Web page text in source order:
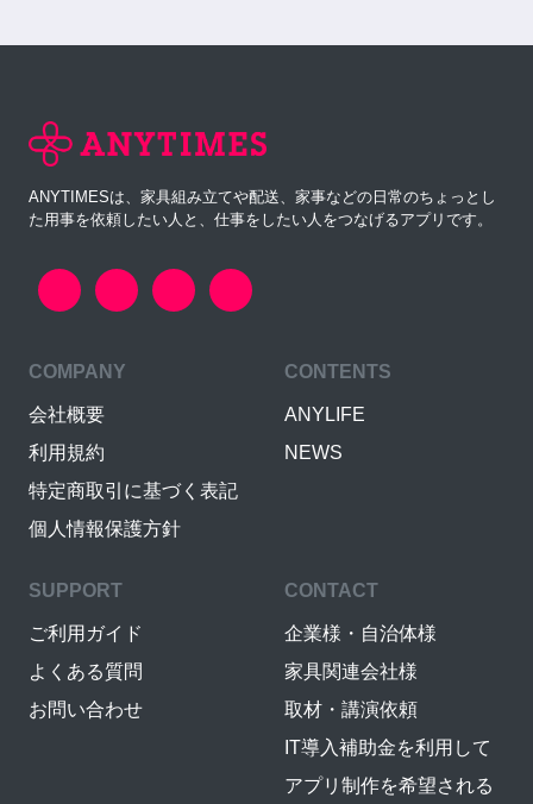
ANYTIMESは、家具組み立てや配送、家事などの日常のちょっとし
た用事を依頼したい人と、仕事をしたい人をつなげるアプリです。
COMPANY
会社概要
利用規約
特定商取引に基づく表記
個人情報保護方針
CONTENTS
ANYLIFE
NEWS
SUPPORT
ご利用ガイド
よくある質問
お問い合わせ
CONTACT
企業様・自治体様
家具関連会社様
取材・講演依頼
IT導入補助金を利用して
アプリ制作を希望される